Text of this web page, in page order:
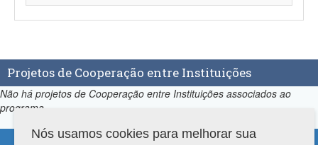
Projetos de Cooperação entre Instituições
Não há projetos de Cooperação entre Instituições associados ao
programa.
Nós usamos cookies para melhorar sua